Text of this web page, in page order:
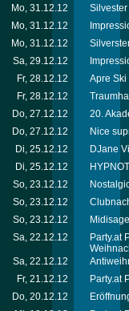
Mo, 31.12.12
Mo, 31.12.12
Mo, 31.12.12
Sa, 29.12.12
Fr, 28.12.12
Apre Ski
Fr, 28.12.12
Do, 27.12.12
20.
Do, 27.12.12
Nice
Di, 25.12.12
DJane
Di, 25.12.12
So, 23.12.12
So, 23.12.12
So, 23.12.12
Sa, 22.12.12
Party.at
Sa, 22.12.12
Fr, 21.12.12
Party.at
Do, 20.12.12